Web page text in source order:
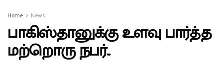
Home News
பாகிஸ்தானுக்கு உளவு பார்த்த
மற்றொரு நபர்..